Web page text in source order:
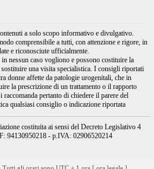
a solo scopo informativo e divulgativo.
comprensibile a tutti, con attenzione e rigore, in
e riconosciute ufficialmente.
nessun caso vogliono e possono costituire la
una visita specialistica. I consigli riportati
donne affette da patologie urogenitali, che in
la prescrizione di un trattamento o il rapporto
pertanto di chiedere il parere del
qualsiasi consiglio o indicazione riportata
costituita ai sensi del Decreto Legislativo 4
94130950218 - p.IVA: 02906520214